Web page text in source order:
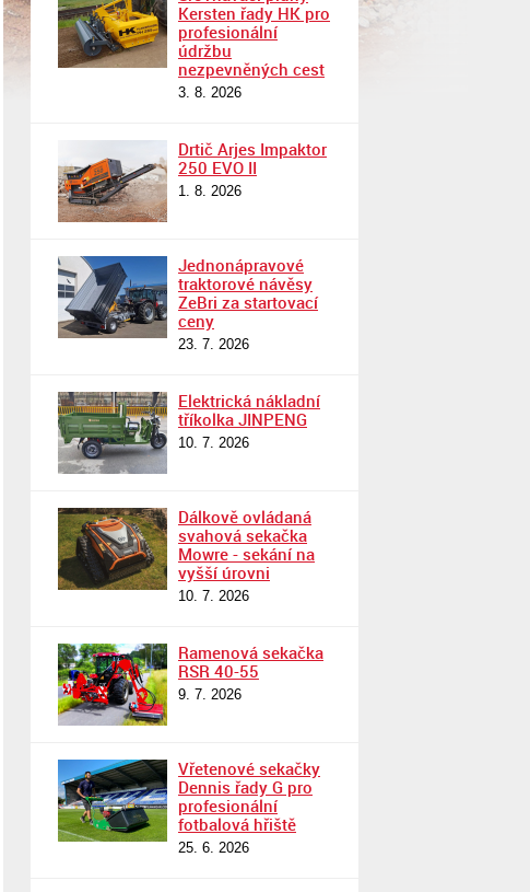
Kersten řady HK pro
profesionální
údržbu
nezpevněných cest
3. 8. 2026
Drtič Arjes Impaktor
250 EVO II
1. 8. 2026
Jednonápravové
traktorové návěsy
ZeBri za startovací
ceny
23. 7. 2026
Elektrická nákladní
tříkolka JINPENG
10. 7. 2026
Dálkově ovládaná
svahová sekačka
Mowre - sekání na
vyšší úrovni
10. 7. 2026
Ramenová sekačka
RSR 40-55
9. 7. 2026
Vřetenové sekačky
Dennis řady G pro
profesionální
fotbalová hřiště
25. 6. 2026